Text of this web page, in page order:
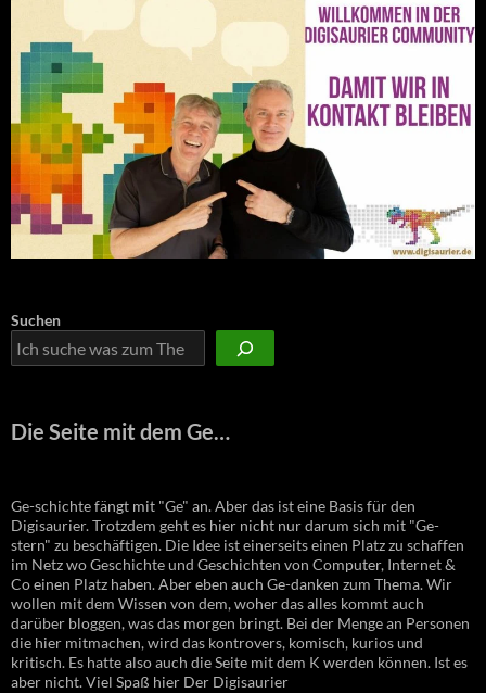
Suchen
Die Seite mit dem Ge…
Ge-schichte fängt mit "Ge" an. Aber das ist eine Basis für den
Digisaurier. Trotzdem geht es hier nicht nur darum sich mit "Ge-
stern" zu beschäftigen. Die Idee ist einerseits einen Platz zu schaffen
im Netz wo Geschichte und Geschichten von Computer, Internet &
Co einen Platz haben. Aber eben auch Ge-danken zum Thema. Wir
wollen mit dem Wissen von dem, woher das alles kommt auch
darüber bloggen, was das morgen bringt. Bei der Menge an Personen
die hier mitmachen, wird das kontrovers, komisch, kurios und
kritisch. Es hatte also auch die Seite mit dem K werden können. Ist es
aber nicht. Viel Spaß hier Der Digisaurier